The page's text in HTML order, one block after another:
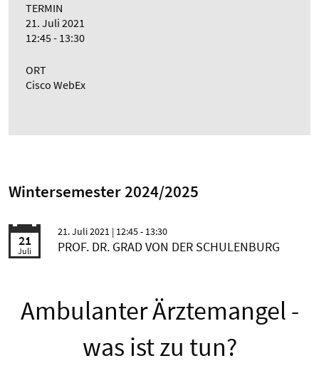
TERMIN
21. Juli 2021
12:45 - 13:30
ORT
Cisco WebEx
Wintersemester 2024/2025
21
Juli
21. Juli 2021 | 12:45 - 13:30
PROF. DR. GRAD VON DER SCHULENBURG
Ambulanter Ärztemangel -
was ist zu tun?